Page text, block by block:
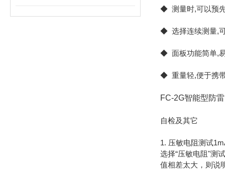
◆ 测量时,可以预先
◆ 选择连续测量,
◆ 面板功能简单,
◆ 重量轻,便于携
FC-2G智能型防
自检及其它
1. 压敏电阻测试
选择“压敏电阻"测
值相差太大，则说